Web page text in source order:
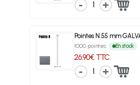
1
Pointes N 55 mm
1000 pointes En stock
26.90€ TTC
1